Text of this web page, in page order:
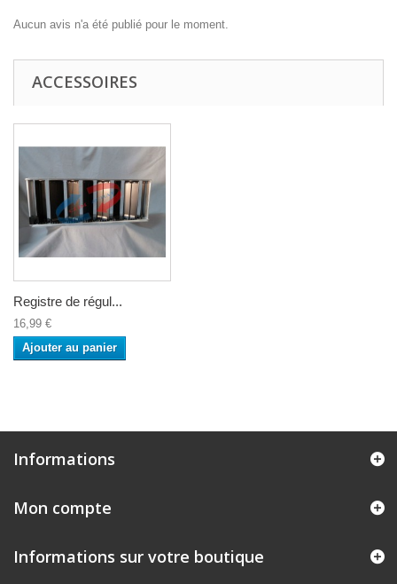
Aucun avis n'a été publié pour le moment.
ACCESSOIRES
Registre de régul...
16,99 €
Ajouter au panier
Informations
Mon compte
Informations sur votre boutique